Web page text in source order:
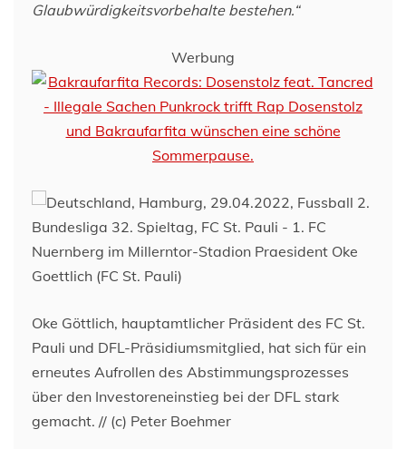
Glaubwürdigkeitsvorbehalte bestehen.“
Werbung
Oke Göttlich, hauptamtlicher Präsident des FC St.
Pauli und DFL-Präsidiumsmitglied, hat sich für ein
erneutes Aufrollen des Abstimmungsprozesses
über den Investoreneinstieg bei der DFL stark
gemacht. // (c) Peter Boehmer